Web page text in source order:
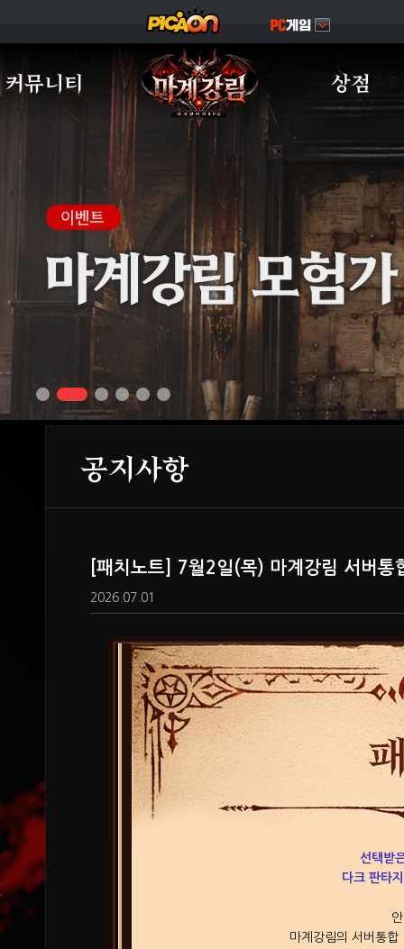
커뮤니티 상점
공지사항
[패치노트] 7월2일(목) 마계강림 서버통
2026.07.01
선택받
다크 판타
마계강림의 서버통